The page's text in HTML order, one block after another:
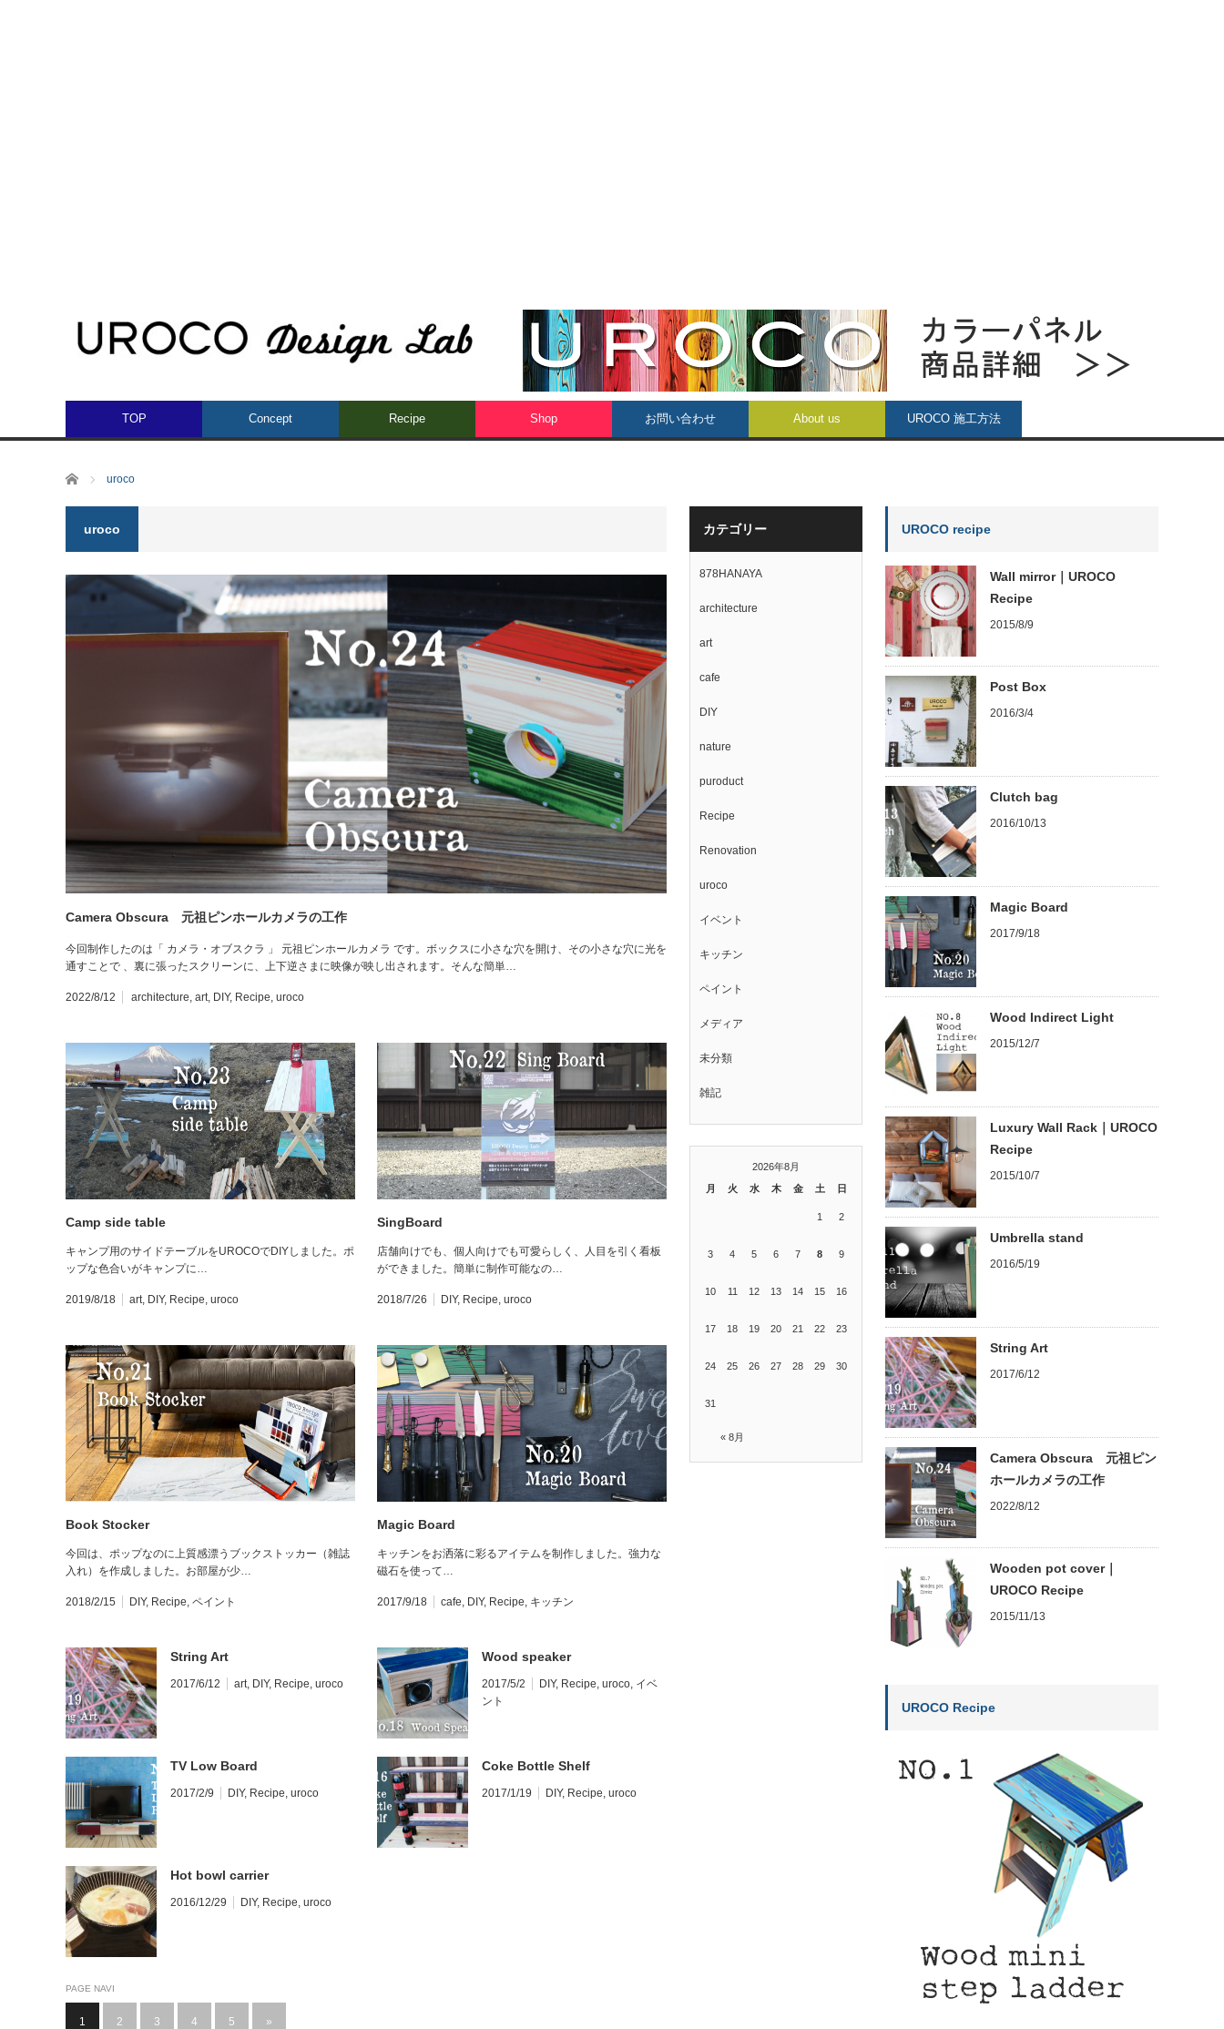
TOP Concept Recipe Shop お問い合わせ About us UROCO 施工方法
ホーム uroco
uroco
Camera Obscura 元祖ピンホールカメラの工作
今回制作したのは「 カメラ・オブスクラ 」 元祖ピンホールカメラ です。ボックスに小さな穴を開け、その小さな穴に光を
通すことで 、裏に張ったスクリーンに、上下逆さまに映像が映し出されます。そんな簡単…
2022/8/12 architecture, art, DIY, Recipe, uroco
Camp side table
キャンプ用のサイドテーブルをUROCOでDIYしました。ポ
ップな色合いがキャンプに…
2019/8/18 art, DIY, Recipe, uroco
SingBoard
店舗向けでも、個人向けでも可愛らしく、人目を引く看板
ができました。簡単に制作可能なの…
2018/7/26 DIY, Recipe, uroco
Book Stocker
今回は、ポップなのに上質感漂うブックストッカー（雑誌
入れ）を作成しました。お部屋が少…
2018/2/15 DIY, Recipe, ペイント
Magic Board
キッチンをお洒落に彩るアイテムを制作しました。強力な
磁石を使って…
2017/9/18 cafe, DIY, Recipe, キッチン
String Art
2017/6/12 art, DIY, Recipe, uroco
Wood speaker
2017/5/2 DIY, Recipe, uroco, イベ
ント
TV Low Board
2017/2/9 DIY, Recipe, uroco
Coke Bottle Shelf
2017/1/19 DIY, Recipe, uroco
Hot bowl carrier
2016/12/29 DIY, Recipe, uroco
PAGE NAVI
1 2 3 4 5 »
カテゴリー
878HANAYA
architecture
art
cafe
DIY
nature
puroduct
Recipe
Renovation
uroco
イベント
キッチン
ペイント
メディア
未分類
雑記
2026年8月
月
火 水 木 金 土 日
« 8月
1 2
3 4 5 6 7 8 9
10 11 12 13 14 15 16
17 18 19 20 21 22 23
24 25 26 27 28 29 30
31
UROCO recipe
Wall mirror｜UROCO
Recipe
2015/8/9
Post Box
2016/3/4
Clutch bag
2016/10/13
Magic Board
2017/9/18
Wood Indirect Light
2015/12/7
Luxury Wall Rack｜UROCO
Recipe
2015/10/7
Umbrella stand
2016/5/19
String Art
2017/6/12
Camera Obscura 元祖ピン
ホールカメラの工作
2022/8/12
Wooden pot cover｜
UROCO Recipe
2015/11/13
UROCO Recipe